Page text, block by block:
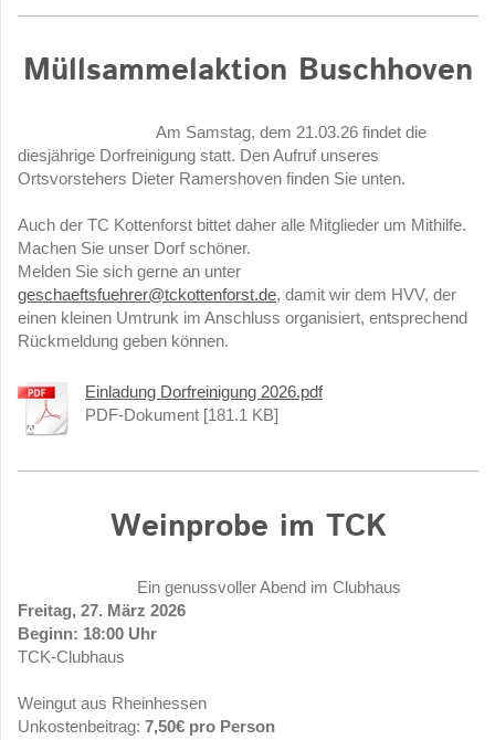
Müllsammelaktion Buschhoven
Am Samstag, dem 21.03.26 findet die
diesjährige Dorfreinigung statt. Den Aufruf unseres
Ortsvorstehers Dieter Ramershoven finden Sie unten.
Auch der TC Kottenforst bittet daher alle Mitglieder um Mithilfe.
Machen Sie unser Dorf schöner.
Melden Sie sich gerne an unter
geschaeftsfuehrer@tckottenforst.de, damit wir dem HVV, der
einen kleinen Umtrunk im Anschluss organisiert, entsprechend
Rückmeldung geben können.
Einladung Dorfreinigung 2026.pdf
PDF-Dokument [181.1 KB]
Weinprobe im TCK
Ein genussvoller Abend im Clubhaus
Freitag, 27. März 2026
Beginn: 18:00 Uhr
TCK-Clubhaus
Weingut aus Rheinhessen
Unkostenbeitrag: 7,50€ pro Person